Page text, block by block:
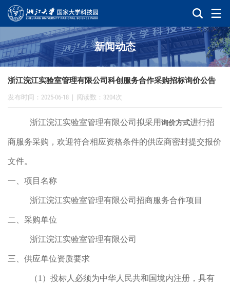
新闻动态
浙江浣江实验室管理有限公司科创服务合作采购招标询价公告
发布时间：2025-06-18 阅读数：3204次
浙江浣江实验室管理有限公司拟采用 询价方式进行招
商服务采购，欢迎符合相应资格条件的供应商密封提交报价
文件。
一、项目名称
浙江浣江实验室管理有限公司招商服务合作项目
二、采购单位
浙江浣江实验室管理有限公司
三、供应单位资质要求
（1）投标人必须为中华人民共和国境内注册，具有